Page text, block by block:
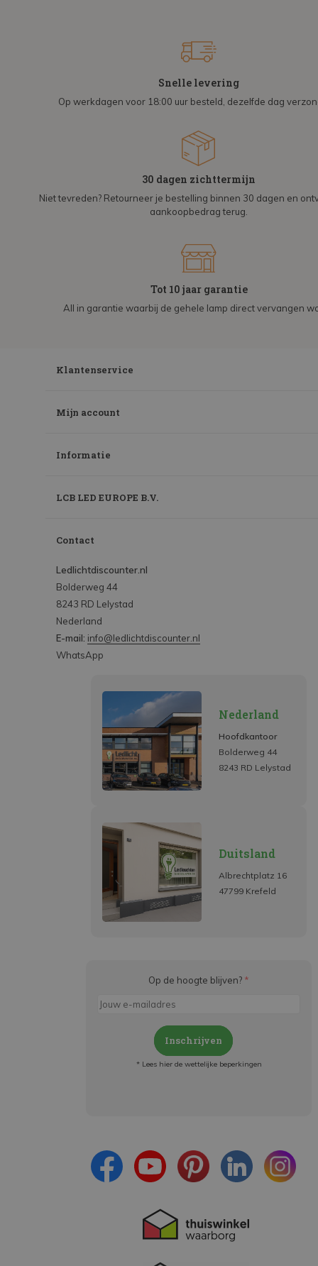
Snelle levering
Op werkdagen voor 18:00 uur besteld, dezelfde dag
30 dagen zichttermijn
Niet tevreden? Retourneer je bestelling binnen 30 dagen en
aankoopbedrag terug.
Tot 10 jaar garantie
All in garantie waarbij de gehele lamp direct vervangen
Klantenservice
Mijn account
Informatie
LCB LED EUROPE B.V.
Contact
Ledlichtdiscounter.nl
Bolderweg 44
8243 RD Lelystad
Nederland
E-mail: info@ledlichtdiscounter.nl
WhatsApp
Nederland
Hoofdkantoor
Bolderweg 44
8243 RD Lelystad
Duitsland
Albrechtplatz 16
47799 Krefeld
Op de hoogte blijven? *
Inschrijven
* Lees hier de wettelijke beperkingen